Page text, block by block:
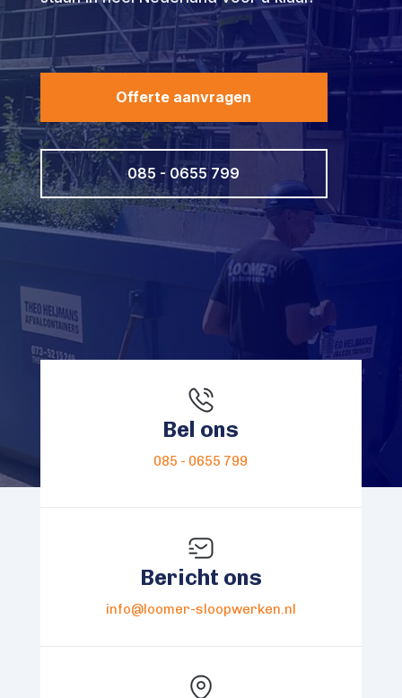
Offerte aanvragen
085 - 0655 799
Bel ons
085 - 0655 799
Bericht ons
info@loomer-sloopwerken.nl